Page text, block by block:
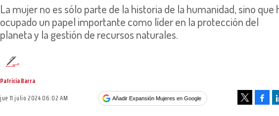
La mujer no es sólo parte de la historia de la humanidad, sino que
ocupado un papel importante como líder en la protección del
planeta y la gestión de recursos naturales.
Patricia Barra
jue 11 julio 2024 06:02 AM
Añadir Expansión Mujeres en Google